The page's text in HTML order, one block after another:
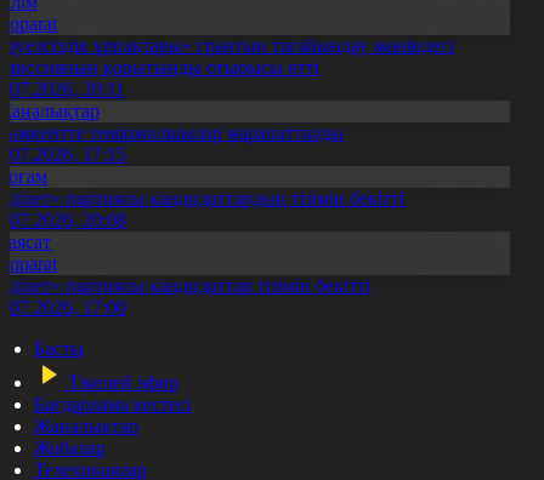
ұрпақтары» грантын тағайындау жөніндегі
қорытынды отырысы өтті
20:11
теміржолшылар марапатталды
17:15
партиясы кандидаттардың тізімін бекітті
20:08
партиясы кандидаттар тізімін бекітті
17:00
Басты
Тікелей эфир
Бағдарлама кестесі
Жаңалықтар
Жобалар
Телехикаялар